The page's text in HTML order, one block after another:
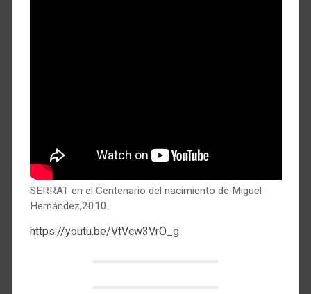
SERRAT en el Centenario del nacimiento de Miguel
Hernández,2010.
https://youtu.be/VtVcw3VrO_g